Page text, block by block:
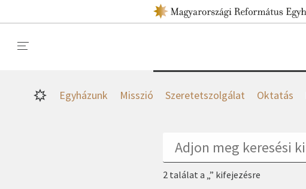
Egyházunk Misszió Szeretetszolgálat Oktatás
2 találat a „” kifejezésre